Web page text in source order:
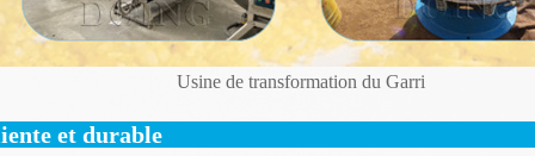
Usine de transformation du Garri
et durable